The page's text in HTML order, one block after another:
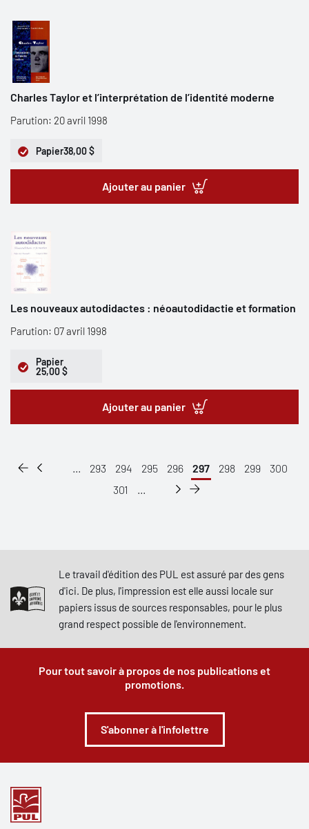
Charles Taylor et l’interprétation de l’identité moderne
Parution: 20 avril 1998
Papier38,00 $
Ajouter au panier
Les nouveaux autodidactes : néoautodidactie et formation
Parution: 07 avril 1998
Papier
25,00 $
Ajouter au panier
... 293 294 295 296 297 298 299
300
301
...
Le travail d'édition des PUL est assuré par des gens
d'ici. De plus, l'impression est elle aussi locale sur
papiers issus de sources responsables, pour le plus
grand respect possible de l'environnement.
Pour tout savoir à propos de nos publications et
promotions.
S'abonner à l'infolettre